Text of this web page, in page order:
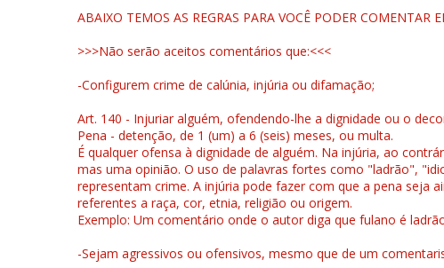
ABAIXO TEMOS AS REGRAS PARA VOCÊ PODER COMENTAR
>>>Não serão aceitos comentários que:<<<
-Configurem crime de calúnia, injúria ou difamação;
Art. 140 - Injuriar alguém, ofendendo-lhe a dignidade ou o
Pena - detenção, de 1 (um) a 6 (seis) meses, ou multa.
É qualquer ofensa à dignidade de alguém. Na injúria, ao
mas uma opinião. O uso de palavras fortes como "ladrão",
representam crime. A injúria pode fazer com que a pena seja
referentes a raça, cor, etnia, religião ou origem.
Exemplo: Um comentário onde o autor diga que fulano é
-Sejam agressivos ou ofensivos, mesmo que de um